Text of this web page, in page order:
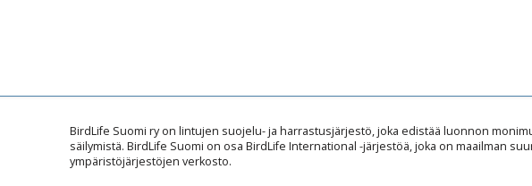
BirdLife Suomi ry on lintujen suojelu- ja harrastusjärjestö, joka edistää luonnon
säilymistä. BirdLife Suomi on osa BirdLife International -järjestöä, joka on maailman
ympäristöjärjestöjen verkosto.